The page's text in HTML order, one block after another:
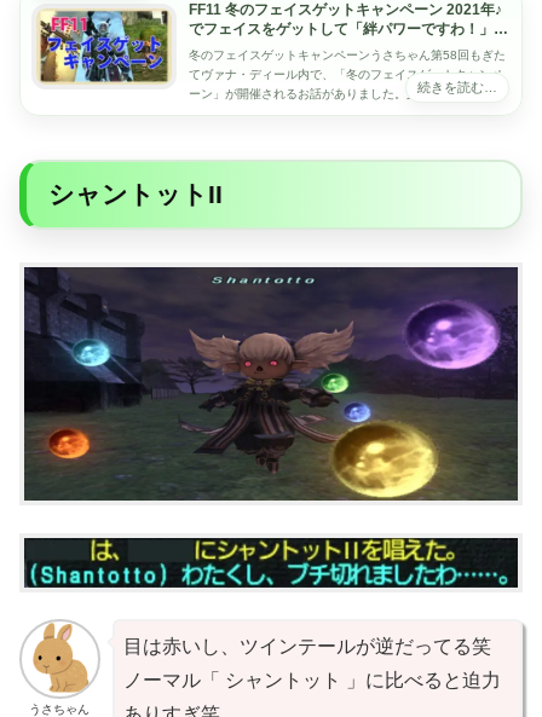
FF11 冬のフェイスゲットキャンペーン 2021年♪
でフェイスをゲットして「絆パワーですわ！」を
やってみたい！
冬のフェイスゲットキャンペーンうさちゃん第58回もぎた
てヴァナ・ディール内で、「冬のフェイスゲットキャンペ
ーン」が開催されるお話がありました。第58回もぎたてヴ
ァナ・ディール 「冬のフェイスゲットキャ...
シャントットII
うさちゃん
目は赤いし、ツインテールが逆だってる笑
ノーマル「 シャントット 」に比べると迫力